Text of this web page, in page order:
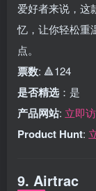
爱好者来说，这
忆，让你轻松重
点。
票数: 🔺124
是否精选 ：是
产品网站: 立即
Product Hunt:
9. Airtrac